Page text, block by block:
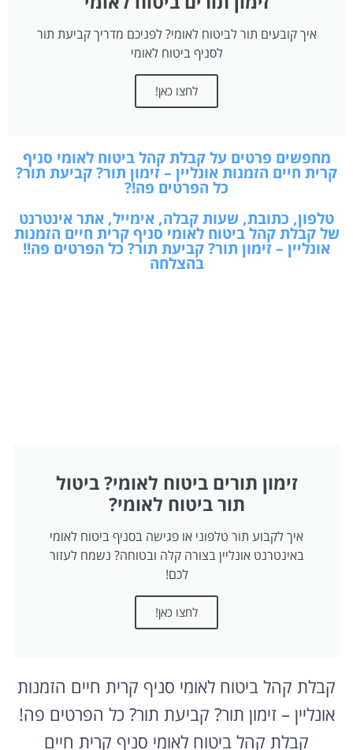
איך קובעים תור לביטוח לאומי? לפניכם מדריך קביעת תור
לסניף ביטוח לאומי
לחצו כאן!
מחפשים פרטים על קבלת קהל ביטוח לאומי סניף
קרית חיים הזמנות אונליין – זימון תור? קביעת תור?
כל הפרטים פה!?
טלפון, כתובת, שעות קבלה, אימייל, אתר אינטרנט
של קבלת קהל ביטוח לאומי סניף קרית חיים הזמנות
אונליין – זימון תור? קביעת תור? כל הפרטים פה!!
בהצלחה
זימון תורים ביטוח לאומי? ביטול
תור ביטוח לאומי?
איך לקבוע תור טלפוני או פגישה בסניף ביטוח לאומי
באינטרנט אונליין בצורה קלה ובטוחה? נשמח לעזור
לכם!
לחצו כאן!
קבלת קהל ביטוח לאומי סניף קרית חיים הזמנות
אונליין – זימון תור? קביעת תור? כל הפרטים פה!
קבלת קהל ביטוח לאומי סניף קרית חיים